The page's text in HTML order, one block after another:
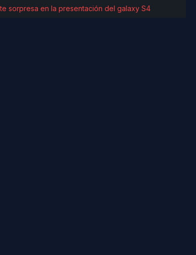
sorpresa en la presentación del galaxy S4